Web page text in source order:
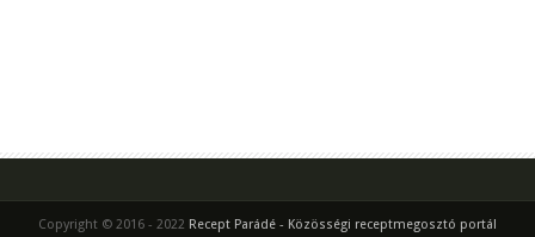
Copyright © 2016 - 2022 Recept Parádé - Közösségi receptmegosztó portál